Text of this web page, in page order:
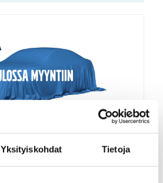
Yksityiskohdat Tietoja